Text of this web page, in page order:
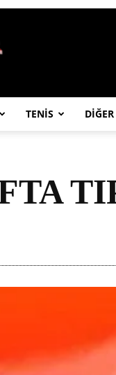
TENİS DİĞER